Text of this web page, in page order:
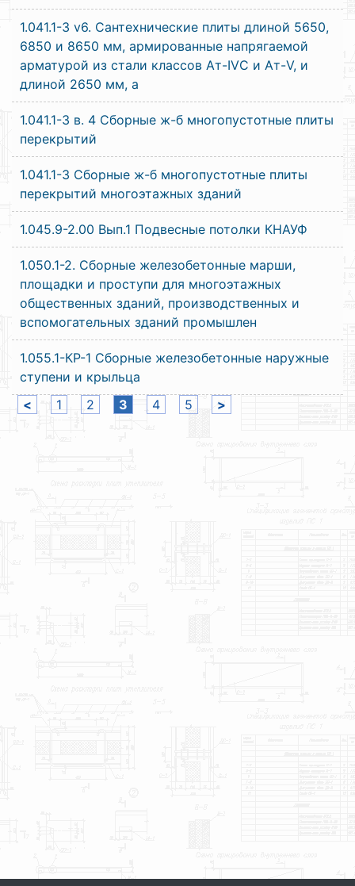
1.041.1-3 v6. Сантехнические плиты длиной 5650,
6850 и 8650 мм, армированные напрягаемой
арматурой из стали классов Ат-IVС и Ат-V, и
длиной 2650 мм, а
1.041.1-3 в. 4 Сборные ж-б многопустотные плиты
перекрытий
1.041.1-3 Сборные ж-б многопустотные плиты
перекрытий многоэтажных зданий
1.045.9-2.00 Вып.1 Подвесные потолки КНАУФ
1.050.1-2. Сборные железобетонные марши,
площадки и проступи для многоэтажных
общественных зданий, производственных и
вспомогательных зданий промышлен
1.055.1-КР-1 Сборные железобетонные наружные
ступени и крыльца
<
1 2 3 4 5 >